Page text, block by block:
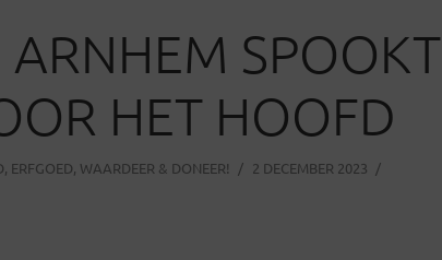
SPOOKT
HET HOOFD
, ERFGOED, WAARDEER & DONEER!
2 DECEMBER 2023